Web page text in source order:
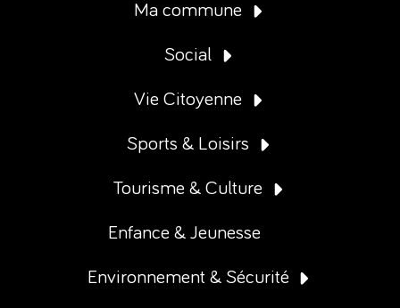
Ma commune
Social
Vie Citoyenne
Sports & Loisirs
Tourisme & Culture
Enfance & Jeunesse
Environnement & Sécurité